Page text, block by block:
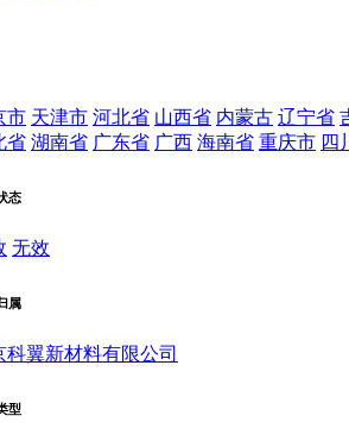
市 天津市 河北省 山西省 内蒙古 辽宁省
省 湖南省 广东省 广西 海南省 重庆市 四
态
无效
属
科翼新材料有限公司
型